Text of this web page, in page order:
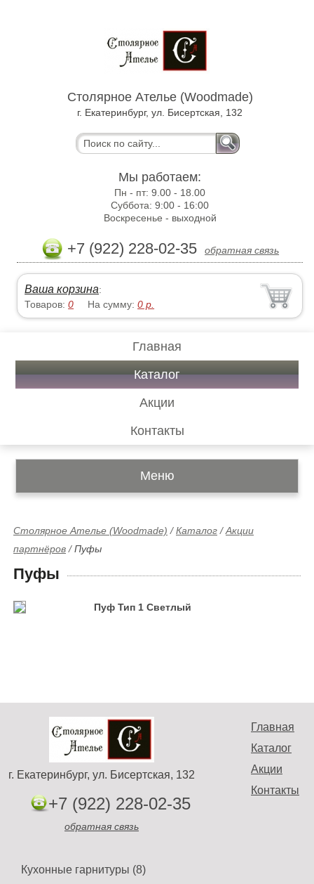
Столярное Ателье (Woodmade)
г. Екатеринбург, ул. Бисертская, 132
Мы работаем:
Пн - пт:9.00 - 18.00
Суббота:9:00 - 16:00
Воскресенье - выходной
+7 (922) 228-02-35 обратная связь
Ваша корзина:
Товаров:0 На сумму:0 р.
Главная
Каталог
Акции
Контакты
Меню
Столярное Ателье (Woodmade) /Каталог /Акции
партнёров /Пуфы
Пуфы
Пуф Тип 1 Светлый
Главная
Каталог
Акции
Контакты
г. Екатеринбург, ул. Бисертская, 132
+7 (922) 228-02-35
обратная связь
Кухонные гарнитуры (8)